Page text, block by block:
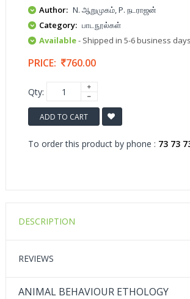
Author: N. ஆறுமுகம், P. நடராஜன்
Category: பாடநூல்கள்
Available- Shipped in 5-6 business days
PRICE: 760.00
Qty:
ADD TO CART
To order this product by phone : 73 73
DESCRIPTION
REVIEWS
ANIMAL BEHAVIOUR ETHOLOGY